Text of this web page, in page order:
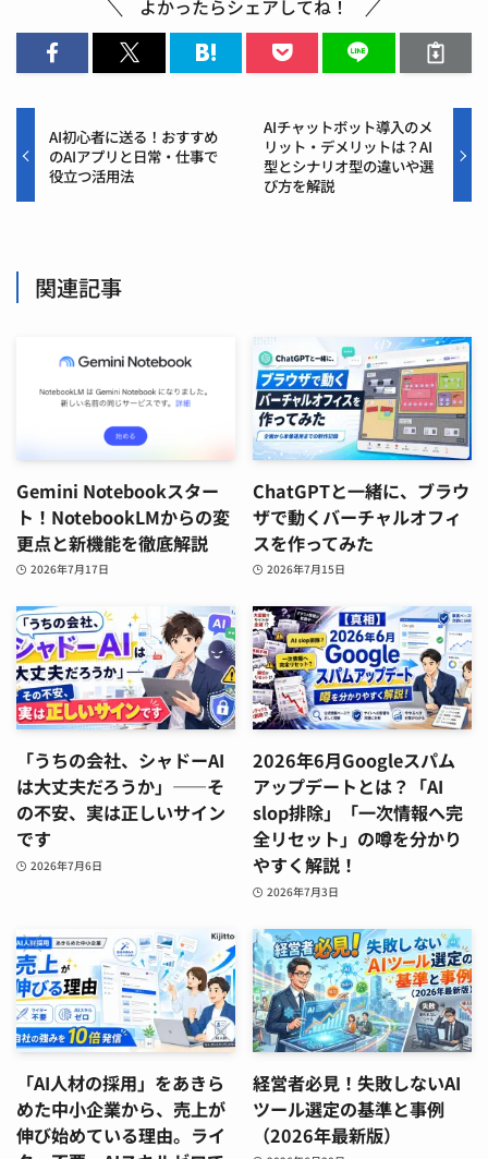
よかったらシェアしてね！
AI初心者に送る！おすすめ
のAIアプリと日常・仕事で
役立つ活用法
AIチャットボット導入のメ
リット・デメリットは？AI
型とシナリオ型の違いや選
び方を解説
関連記事
Gemini Notebookスター
ト！NotebookLMからの変
更点と新機能を徹底解説
2026年7月17日
ChatGPTと一緒に、ブラウ
ザで動くバーチャルオフィ
スを作ってみた
2026年7月15日
「うちの会社、シャドーAI
は大丈夫だろうか」——そ
の不安、実は正しいサイン
です
2026年7月6日
2026年6月Googleスパム
アップデートとは？「AI
slop排除」「一次情報へ完
全リセット」の噂を分かり
やすく解説！
2026年7月3日
「AI人材の採用」をあきら
めた中小企業から、売上が
伸び始めている理由。ライ
経営者必見！失敗しないAI
ツール選定の基準と事例
（2026年最新版）